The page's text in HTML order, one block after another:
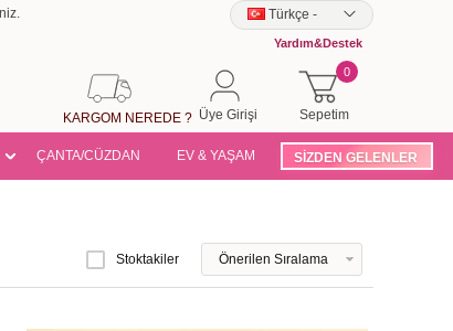
Türkçe -
Yardım&Destek
Sepetim
0
Üye Girişi
KARGOM NEREDE ?
ÇANTA/CÜZDAN EV & YAŞAM SİZDEN GELENLER
Stoktakiler